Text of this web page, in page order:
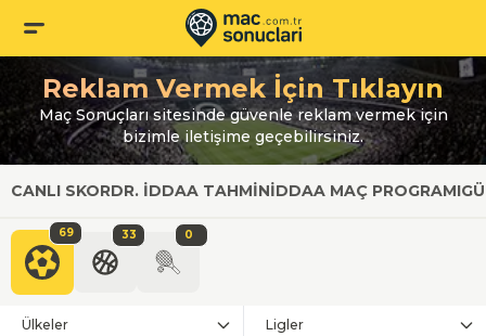
Reklam Vermek İçin Tıklayın
Maç Sonuçları sitesinde güvenle reklam vermek için
bizimle iletişime geçebilirsiniz.
CANLI SKORDR. İDDAA TAHMINİDDAA MAÇ PROGRAMI
69 33 0
Ülkeler Ligler